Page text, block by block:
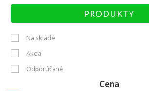
PRODUKTY
Cena
Na sklade
Akcia
Odporúčané